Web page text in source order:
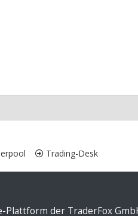
Trading-Desk
der TraderFox